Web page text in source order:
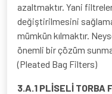
azaltmaktır. Yani
değiştirilmesini
mümkün kılmaktır.
önemli bir çözüm
(Pleated Bag Filters)
3.A.1 PLİSELİ TORBA